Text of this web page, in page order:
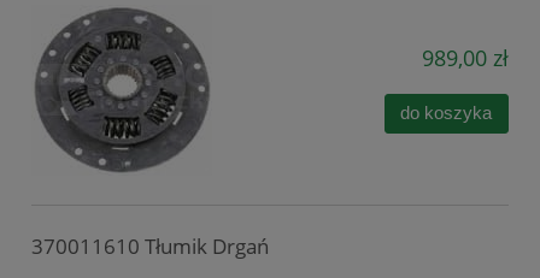
989,00 zł
do koszyka
370011610 Tłumik Drgań